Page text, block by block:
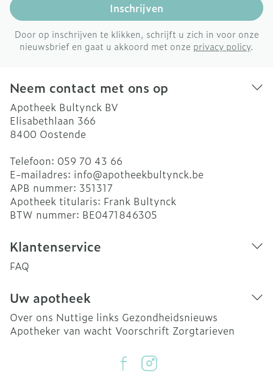
Inschrijven
Door op inschrijven te klikken, schrijft u zich in voor onze
nieuwsbrief en gaat u akkoord met onze privacy policy.
Neem contact met ons op
Apotheek Bultynck BV
Elisabethlaan 366
8400 Oostende
Telefoon: 059 70 43 66
E-mailadres: info@apotheekbultynck.be
APB nummer: 351317
Apotheek titularis: Frank Bultynck
BTW nummer: BE0471846305
Klantenservice
FAQ
Uw apotheek
Over ons Nuttige links Gezondheidsnieuws
Apotheker van wacht Voorschrift Zorgtarieven